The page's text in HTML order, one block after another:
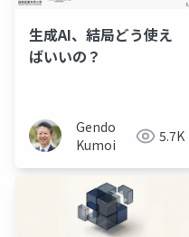
生成AI、結局どう使え
ばいいの？
Gendo
Kumoi
5.7K